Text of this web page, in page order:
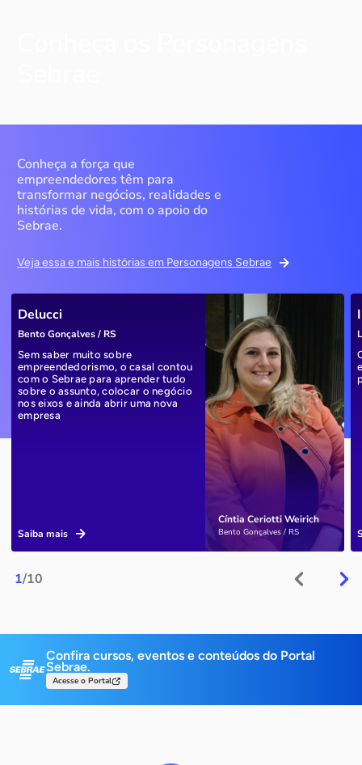
Conheça a força que
empreendedores têm para
transformar negócios, realidades e
histórias de vida, com o apoio do
Sebrae.
Veja essa e mais histórias em Personagens Sebrae
1/10
Cíntia Ceriotti Weirich
Bento Gonçalves / RS
Delucci
Bento Gonçalves / RS
Sem saber muito sobre
empreendedorismo, o casal contou
com o Sebrae para aprender tudo
sobre o assunto, colocar o negócio
nos eixos e ainda abrir uma nova
empresa
Saiba mais
Confira cursos, eventos e conteúdos do Portal
Sebrae.
Acesse o Portal